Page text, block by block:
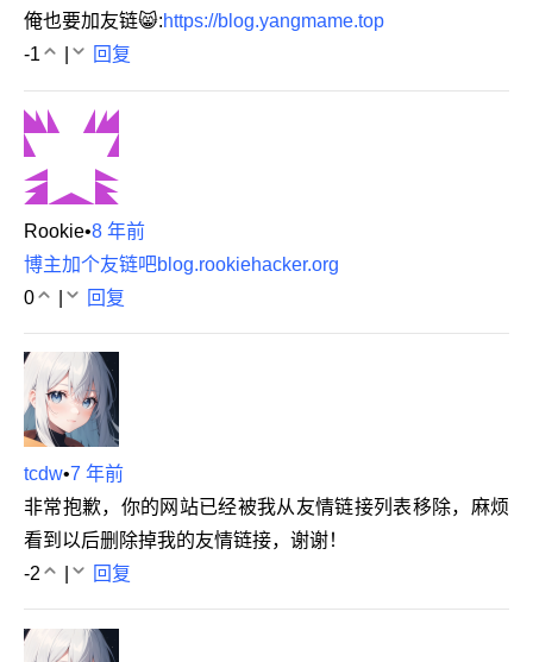
俺也要加友链😸:https://blog.yangmame.top
-1
回复
Rookie•8 年前
博主加个友链吧blog.rookiehacker.org
0
回复
tcdw•7 年前
非常抱歉，你的网站已经被我从友情链接列表移除，麻烦
看到以后删除掉我的友情链接，谢谢！
-2
回复